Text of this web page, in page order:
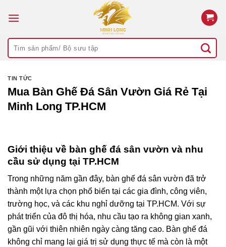
qua
dung
kiếm:
TIN TỨC
Mua Bàn Ghế Đá Sân Vườn Giá Rẻ Tại
Minh Long TP.HCM
Giới thiệu về bàn ghế đá sân vườn và nhu
cầu sử dụng tại TP.HCM
Trong những năm gần đây, bàn ghế đá sân vườn đã trở
thành một lựa chọn phổ biến tại các gia đình, công viên,
trường học, và các khu nghỉ dưỡng tại TP.HCM. Với sự
phát triển của đô thị hóa, nhu cầu tạo ra không gian xanh,
gần gũi với thiên nhiên ngày càng tăng cao. Bàn ghế đá
không chỉ mang lại giá trị sử dụng thực tế mà còn là một